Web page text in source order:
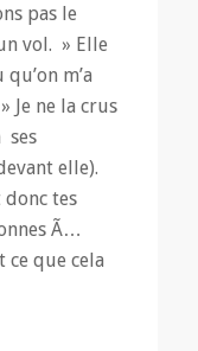
pas le
vol. » Elle
m’a
Je ne la crus
ses
elle).
tes
Ã…
que cela